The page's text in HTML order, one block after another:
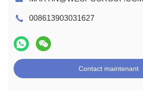
008613903031627
Contact maintenant